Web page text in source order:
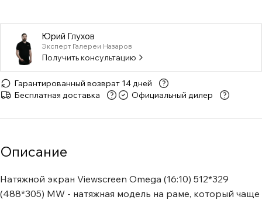
Юрий Глухов
Эксперт Галереи Назаров
Получить консультацию
Гарантированный возврат 14 дней
Бесплатная доставка
Официальный дилер
Описание
Натяжной экран Viewscreen Omega (16:10) 512*329
(488*305) MW - натяжная модель на раме, который чаще